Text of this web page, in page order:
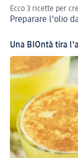
Ecco 3 ricette per
Preparare l'olio
Una BIOntà tira